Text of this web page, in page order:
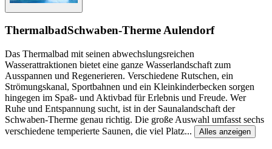
ThermalbadSchwaben-Therme Aulendorf
Das Thermalbad mit seinen abwechslungsreichen
Wasserattraktionen bietet eine ganze Wasserlandschaft zum
Ausspannen und Regenerieren. Verschiedene Rutschen, ein
Strömungskanal, Sportbahnen und ein Kleinkinderbecken sorgen
hingegen im Spaß- und Aktivbad für Erlebnis und Freude. Wer
Ruhe und Entspannung sucht, ist in der Saunalandschaft der
Schwaben-Therme genau richtig. Die große Auswahl umfasst sechs
verschiedene temperierte Saunen, die viel Platz... Alles anzeigen